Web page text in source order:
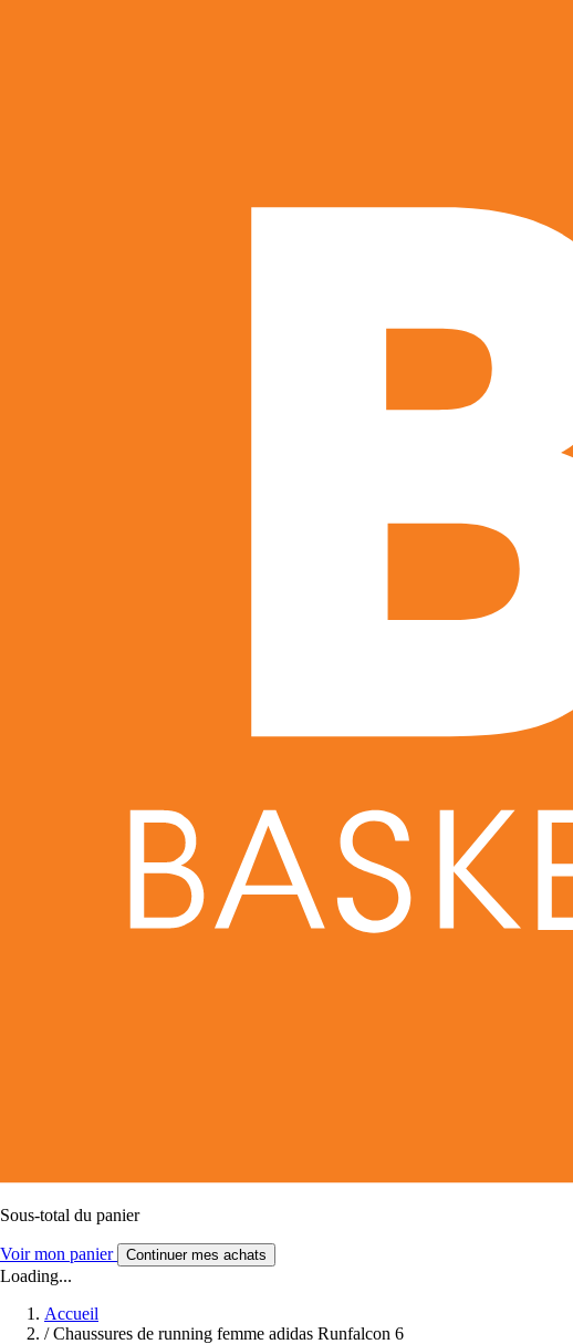
Sous-total du panier
Voir mon panier Continuer mes achats
Loading...
Accueil
/ Chaussures de running femme adidas Runfalcon 6